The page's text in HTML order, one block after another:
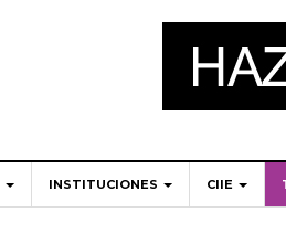
INSTITUCIONES CIIE